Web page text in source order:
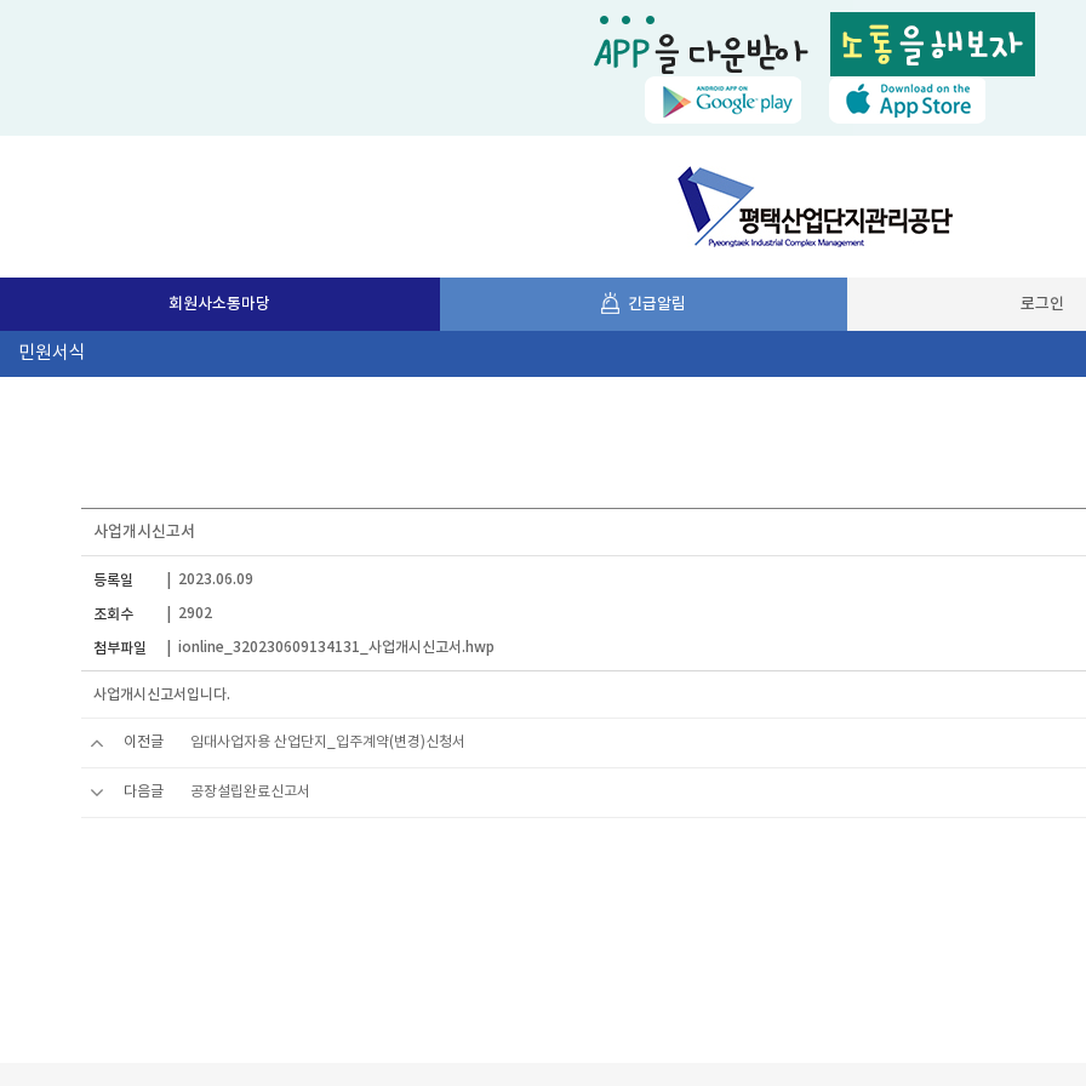
회원사소통마당 긴급알림 로그인
사업개시신고서
등록일 2023.06.09
조회수 2902
첨부파일 ionline_320230609134131_사업개시신고서.hwp
사업개시신고서입니다.
이전글 임대사업자용 산업단지_입주계약(변경)신청서
다음글 공장설립완료신고서